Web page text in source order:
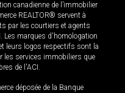
canadienne de l’immobilier
REALTOR® servent à
par les courtiers et agents
Les marques d'homologation
leurs logos respectifs sont la
les services immobiliers que
de l'ACI.
déposée de la Banque